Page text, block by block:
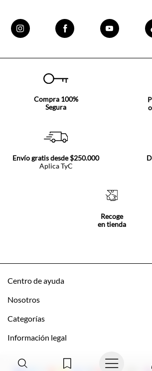
Compra 100%
Segura
Envío gratis desde $250.000
Aplica TyC
Recoge
en tienda
Centro de ayuda
Mis pedidos
Cómo comprar
Nosotros
Acerca de Tennis
Tns Friends
Categorías
Nuevo
Hombre
Información legal